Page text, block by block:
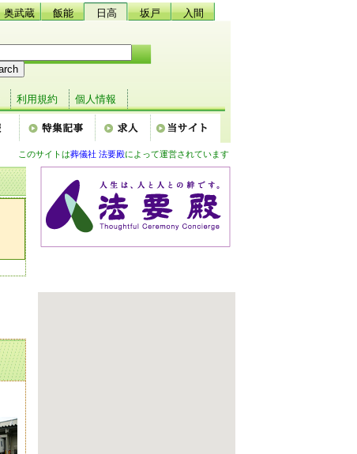
奥武蔵 飯能 日高 坂戸 入間
利用規約 個人情報
このサイトは葬儀社 法要殿によって運営されています